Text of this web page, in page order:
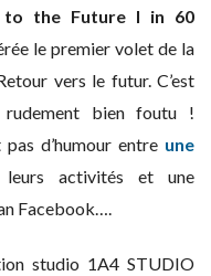
to the Future I in 60
le premier volet de la
vers le futur. C’est
rudement bien foutu !
d’humour entre une
activités et une
Facebook….
studio 1A4 STUDIO